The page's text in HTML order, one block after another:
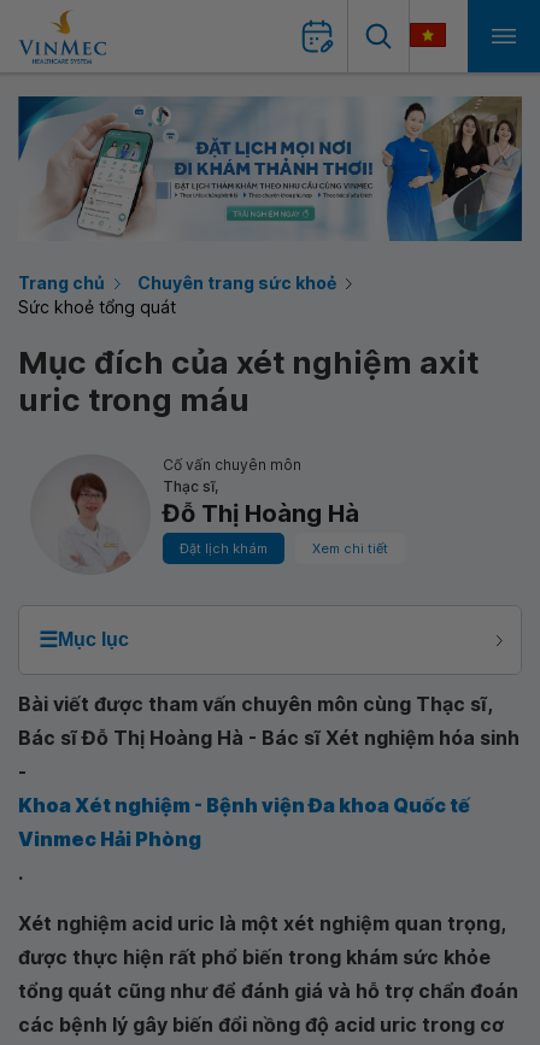
Trang chủ
Chuyên trang sức khoẻ
Sức khoẻ tổng quát
Mục đích của xét nghiệm axit
uric trong máu
Cố vấn chuyên môn
Thạc sĩ,
Đỗ Thị Hoàng Hà
Đặt lịch khám Xem chi tiết
☰Mục lục
Bài viết được tham vấn chuyên môn cùng Thạc sĩ,
Bác sĩ Đỗ Thị Hoàng Hà - Bác sĩ Xét nghiệm hóa sinh
-
Khoa Xét nghiệm - Bệnh viện Đa khoa Quốc tế
Vinmec Hải Phòng
.
Xét nghiệm acid uric là một xét nghiệm quan trọng,
được thực hiện rất phổ biến trong khám sức khỏe
tổng quát cũng như để đánh giá và hỗ trợ chẩn đoán
các bệnh lý gây biến đổi nồng độ acid uric trong cơ